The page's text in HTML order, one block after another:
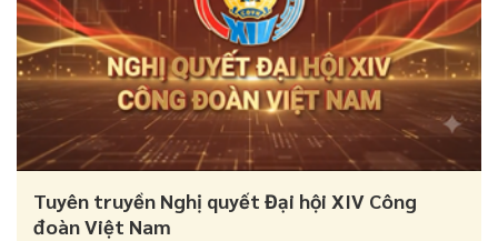
Tuyên truyền Nghị quyết Đại hội XIV Công
đoàn Việt Nam